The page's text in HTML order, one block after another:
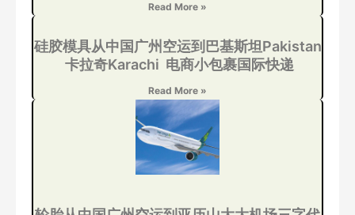
Read More »
硅胶模具从中国广州空运到巴基斯坦Pakistan
卡拉奇Karachi 电商小包裹国际快递
Read More »